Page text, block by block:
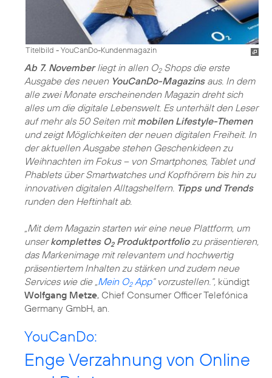
Titelbild - YouCanDo-Kundenmagazin
Ab 7. Novemberliegt in allen O2Shops die erste
Ausgabe des neuen YouCanDo-Magazinsaus. In dem
alle zwei Monate erscheinenden Magazin dreht sich
alles um die digitale Lebenswelt. Es unterhält den Leser
auf mehr als 50 Seiten mitmobilen Lifestyle-Themen
und zeigt Möglichkeiten der neuen digitalen Freiheit. In
der aktuellen Ausgabe stehen Geschenkideen zu
Weihnachten im Fokus – von Smartphones, Tablet und
Phablets über Smartwatches und Kopfhörern bis hin zu
innovativen digitalen Alltagshelfern. Tipps und Trends
runden den Heftinhalt ab.
„Mit dem Magazin starten wir eine neue Plattform, um
unserkomplettes O2Produktportfoliozu präsentieren,
das Markenimage mit relevantem und hochwertig
präsentiertem Inhalten zu stärken und zudem neue
Services wie die „ Mein O2App“ vorzustellen.“, kündigt
Wolfgang Metze, Chief Consumer Officer Telefónica
Germany GmbH, an.
YouCanDo:
Enge Verzahnung von Online